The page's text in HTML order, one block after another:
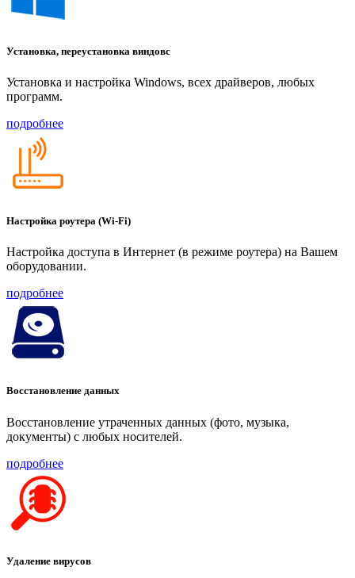
Установка, переустановка виндовс
Установка и настройка Windows, всех драйверов, любых
программ.
подробнее
Настройка роутера (Wi-Fi)
Настройка доступа в Интернет (в режиме роутера) на Вашем
оборудовании.
подробнее
Восстановление данных
Восстановление утраченных данных (фото, музыка,
документы) с любых носителей.
подробнее
Удаление вирусов